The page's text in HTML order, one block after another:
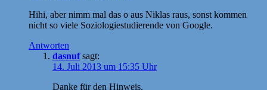
Hihi, aber nimm mal das o aus Niklas raus, sonst kommen
nicht so viele Soziologiestudierende von Google.
Antworten
dasnuf sagt:
14. Juli 2013 um 15:35 Uhr
Danke für den Hinweis.